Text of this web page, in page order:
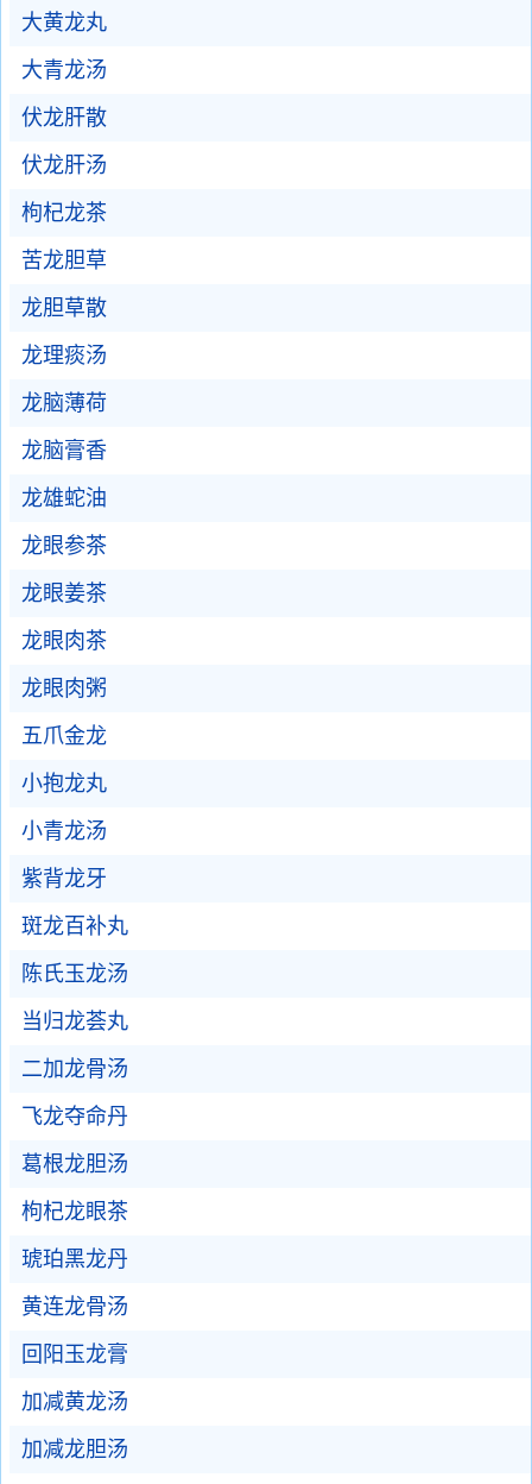
大黄龙丸
大青龙汤
伏龙肝散
伏龙肝汤
枸杞龙茶
苦龙胆草
龙胆草散
龙理痰汤
龙脑薄荷
龙脑膏香
龙雄蛇油
龙眼参茶
龙眼姜茶
龙眼肉茶
龙眼肉粥
五爪金龙
小抱龙丸
小青龙汤
紫背龙牙
斑龙百补丸
陈氏玉龙汤
当归龙荟丸
二加龙骨汤
飞龙夺命丹
葛根龙胆汤
枸杞龙眼茶
琥珀黑龙丹
黄连龙骨汤
回阳玉龙膏
加减黄龙汤
加减龙胆汤